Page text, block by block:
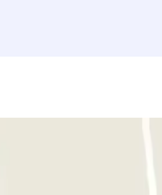
L'accès à ce parking se fait par notre application.